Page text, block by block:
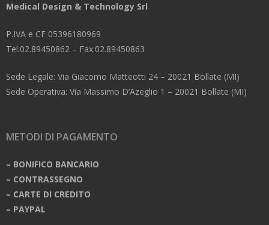
Medical Design & Technology Srl
P.IVA e CF 05396180969
Tel.02.89450862 – Fax.02.89450863
Sede Legale: Via Giacomo Matteotti 24 – 20021 Bollate (MI)
Sede Operativa: Via Massimo D’Azeglio 1 – 20021 Bollate (MI)
METODI DI PAGAMENTO
– BONIFICO BANCARIO
– CONTRASSEGNO
– CARTE DI CREDITO
– PAYPAL